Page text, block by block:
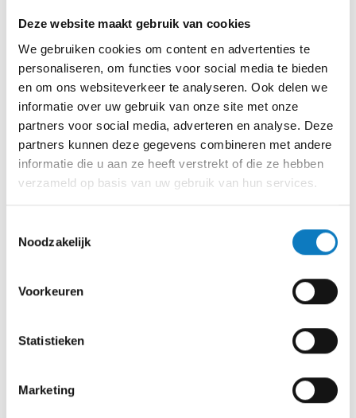
Deze website maakt gebruik van cookies
We gebruiken cookies om content en advertenties te
personaliseren, om functies voor social media te bieden
en om ons websiteverkeer te analyseren. Ook delen we
informatie over uw gebruik van onze site met onze
partners voor social media, adverteren en analyse. Deze
partners kunnen deze gegevens combineren met andere
informatie die u aan ze heeft verstrekt of die ze hebben
verzameld op basis van uw gebruik van hun services.
Noodzakelijk
Voorkeuren
Statistieken
Marketing
Waterfilters